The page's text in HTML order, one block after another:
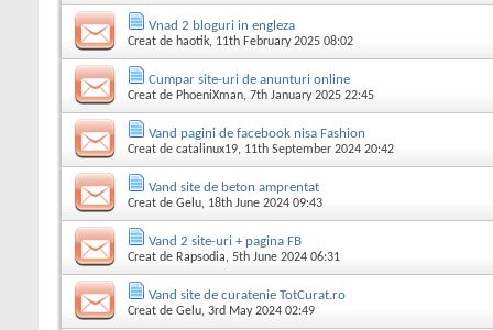
Vnad 2 bloguri in engleza
Creat de haotik, 11th February 2025 08:02
Cumpar site-uri de anunturi online
Creat de PhoeniXman, 7th January 2025 22:45
Vand pagini de facebook nisa Fashion
Creat de catalinux19, 11th September 2024 20:42
Vand site de beton amprentat
Creat de Gelu, 18th June 2024 09:43
Vand 2 site-uri + pagina FB
Creat de Rapsodia, 5th June 2024 06:31
Vand site de curatenie TotCurat.ro
Creat de Gelu, 3rd May 2024 02:49